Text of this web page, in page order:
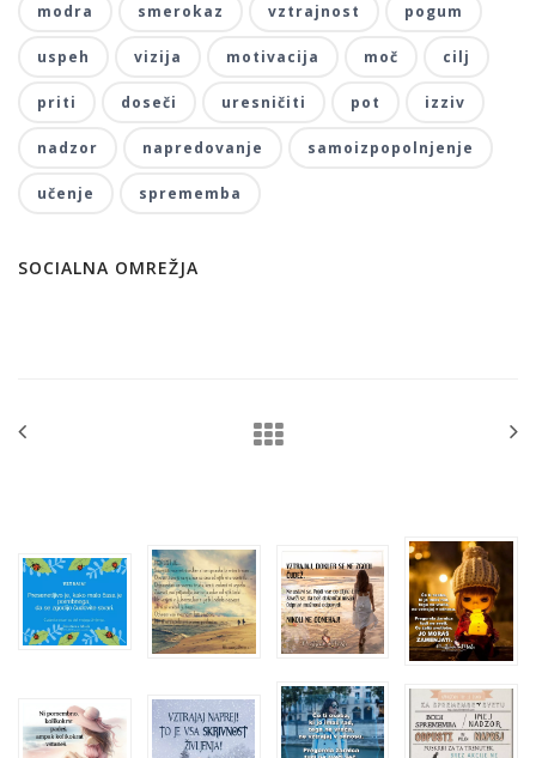
modra smerokaz vztrajnost pogum
uspeh vizija motivacija moč cilj
priti doseči uresničiti pot izziv
nadzor napredovanje samoizpopolnjenje
učenje sprememba
SOCIALNA OMREŽJA